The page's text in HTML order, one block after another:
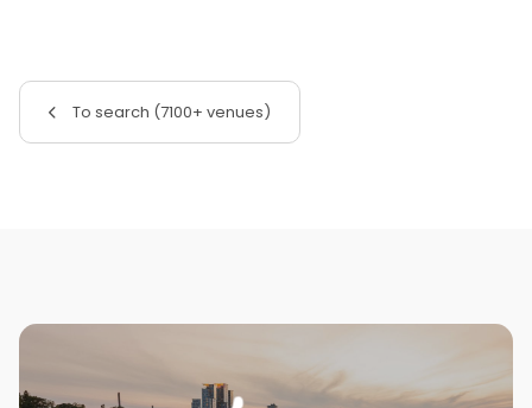
To search (7100+ venues)